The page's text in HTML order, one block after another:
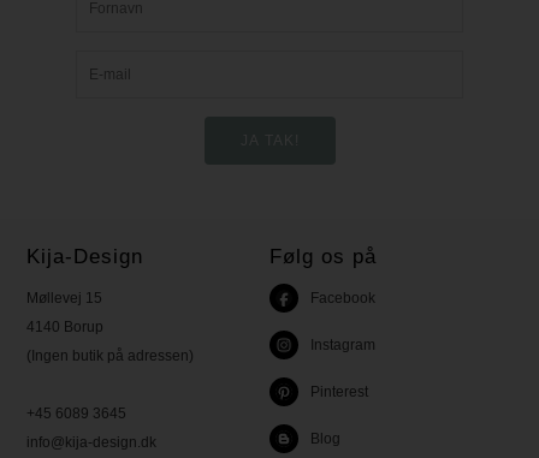
Kija-Design
Møllevej 15
4140 Borup
(Ingen butik på adressen)
+45 6089 3645
info@kija-design.dk
Følg os på
Facebook
Instagram
Pinterest
Blog